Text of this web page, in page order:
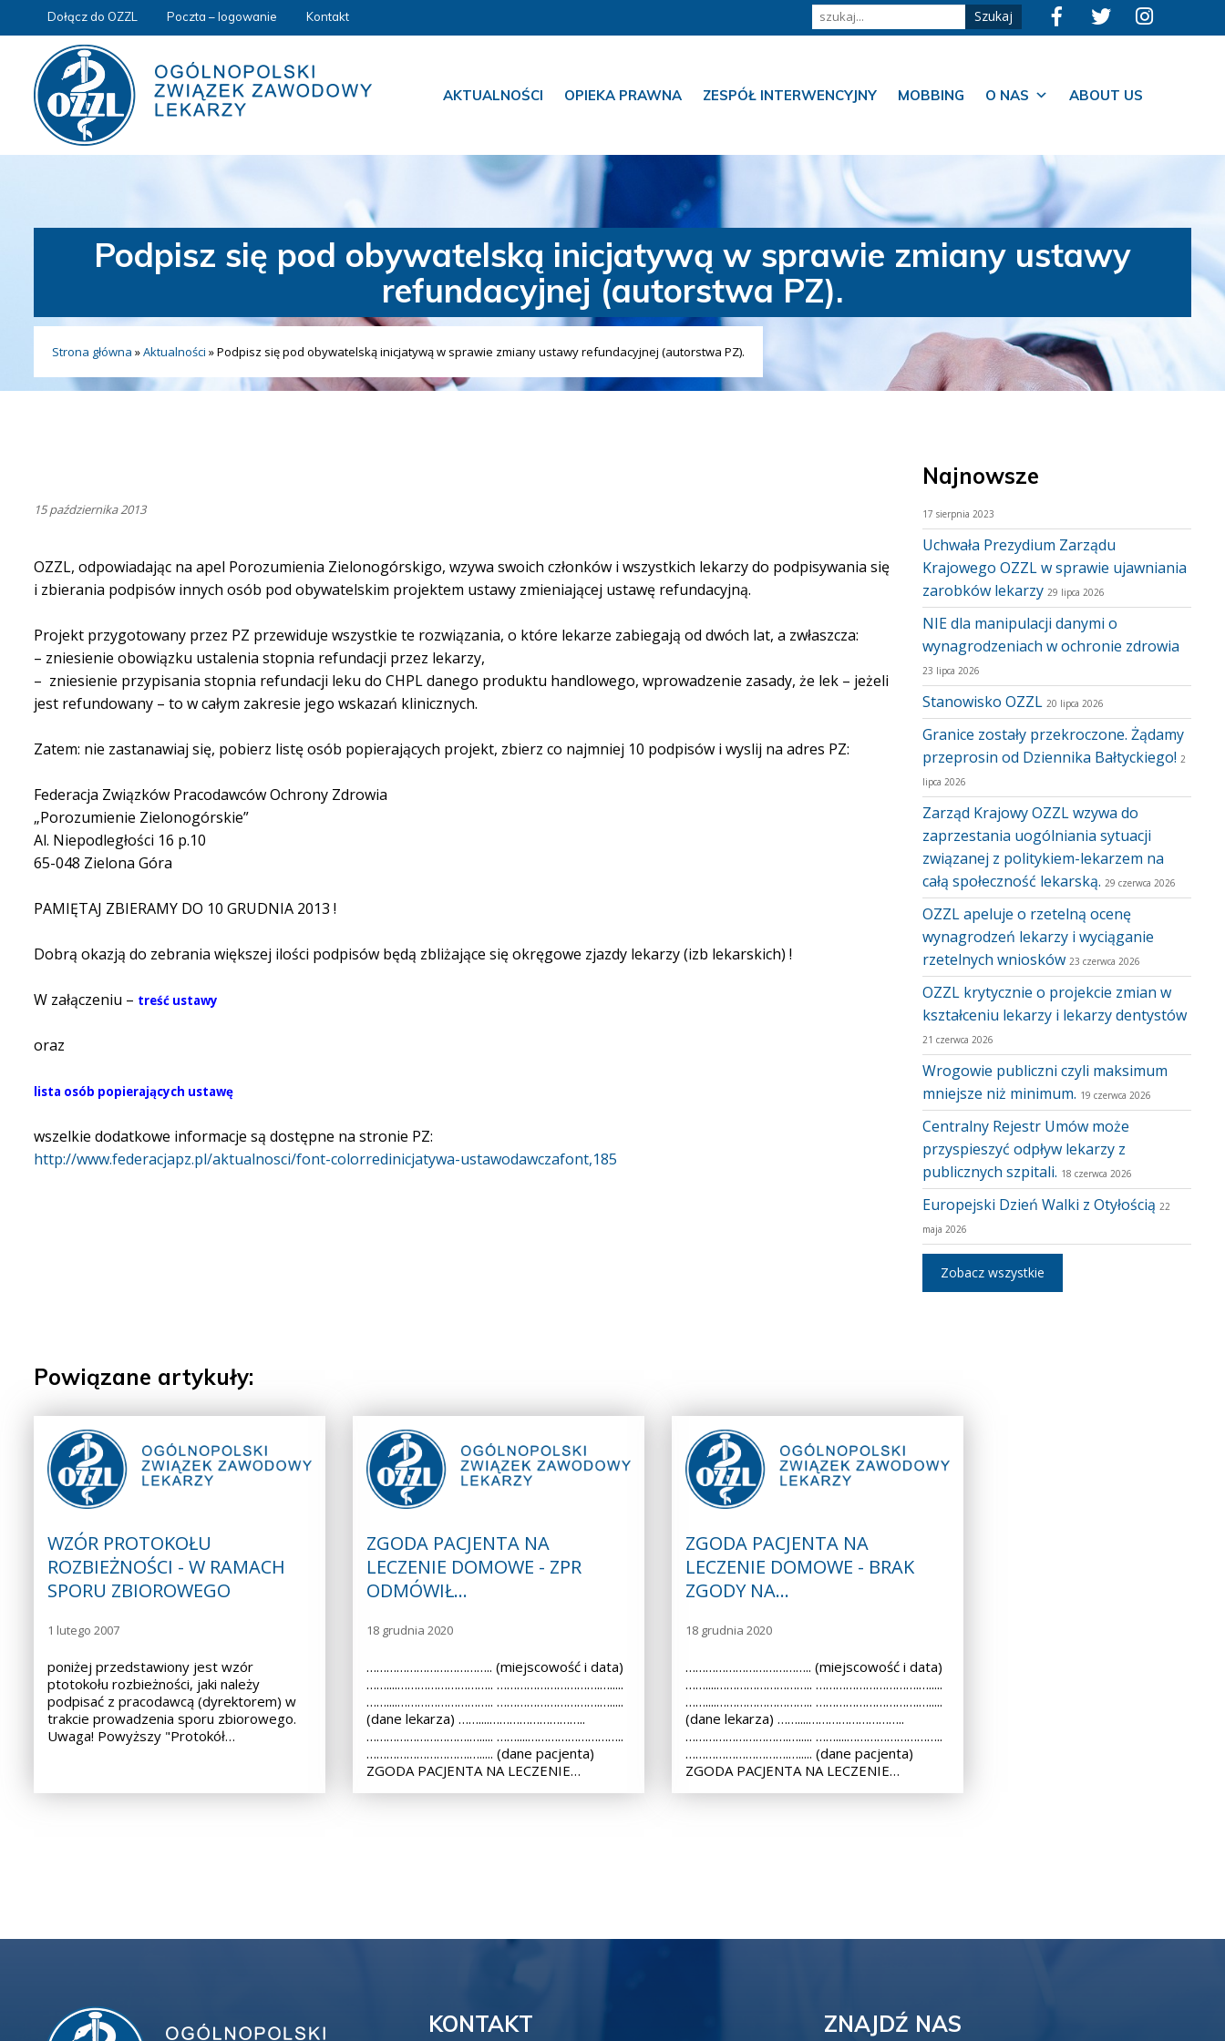
Dołącz do OZZL Poczta – logowanie Kontakt
AKTUALNOŚCI OPIEKA PRAWNA ZESPÓŁ INTERWENCYJNY MOBBING O NAS ABOUT US
Podpisz się pod obywatelską inicjatywą w sprawie zmiany ustawy
refundacyjnej (autorstwa PZ).
Strona główna »Aktualności »Podpisz się pod obywatelską inicjatywą w sprawie zmiany ustawy refundacyjnej (autorstwa PZ).
15 października 2013
OZZL, odpowiadając na apel Porozumienia Zielonogórskigo, wzywa swoich członków i wszystkich lekarzy do podpisywania się
i zbierania podpisów innych osób pod obywatelskim projektem ustawy zmieniającej ustawę refundacyjną.
Projekt przygotowany przez PZ przewiduje wszystkie te rozwiązania, o które lekarze zabiegają od dwóch lat, a zwłaszcza:
– zniesienie obowiązku ustalenia stopnia refundacji przez lekarzy,
– zniesienie przypisania stopnia refundacji leku do CHPL danego produktu handlowego, wprowadzenie zasady, że lek – jeżeli
jest refundowany – to w całym zakresie jego wskazań klinicznych.
Zatem: nie zastanawiaj się, pobierz listę osób popierających projekt, zbierz co najmniej 10 podpisów i wyslij na adres PZ:
Federacja Związków Pracodawców Ochrony Zdrowia
„Porozumienie Zielonogórskie”
Al. Niepodległości 16 p.10
65-048 Zielona Góra
PAMIĘTAJ ZBIERAMY DO 10 GRUDNIA 2013 !
Dobrą okazją do zebrania większej ilości podpisów będą zbliżające się okręgowe zjazdy lekarzy (izb lekarskich) !
W załączeniu – treść ustawy
oraz
lista osób popierających ustawę
wszelkie dodatkowe informacje są dostępne na stronie PZ:
http://www.federacjapz.pl/aktualnosci/font-colorredinicjatywa-ustawodawczafont,185
Najnowsze
17 sierpnia 2023
Uchwała Prezydium Zarządu
Krajowego OZZL w sprawie ujawniania
zarobków lekarzy 29 lipca 2026
NIE dla manipulacji danymi o
wynagrodzeniach w ochronie zdrowia
23 lipca 2026
Stanowisko OZZL 20 lipca 2026
Granice zostały przekroczone. Żądamy
przeprosin od Dziennika Bałtyckiego! 2
lipca 2026
Zarząd Krajowy OZZL wzywa do
zaprzestania uogólniania sytuacji
związanej z politykiem-lekarzem na
całą społeczność lekarską. 29 czerwca 2026
OZZL apeluje o rzetelną ocenę
wynagrodzeń lekarzy i wyciąganie
rzetelnych wniosków 23 czerwca 2026
OZZL krytycznie o projekcie zmian w
kształceniu lekarzy i lekarzy dentystów
21 czerwca 2026
Wrogowie publiczni czyli maksimum
mniejsze niż minimum. 19 czerwca 2026
Centralny Rejestr Umów może
przyspieszyć odpływ lekarzy z
publicznych szpitali. 18 czerwca 2026
Europejski Dzień Walki z Otyłością 22
maja 2026
Zobacz wszystkie
Powiązane artykuły:
WZÓR PROTOKOŁU
ROZBIEŻNOŚCI - W RAMACH
SPORU ZBIOROWEGO
1 lutego 2007
poniżej przedstawiony jest wzór
ptotokołu rozbieżności, jaki należy
podpisać z pracodawcą (dyrektorem) w
trakcie prowadzenia sporu zbiorowego.
Uwaga! Powyższy "Protokół…
ZGODA PACJENTA NA
LECZENIE DOMOWE - ZPR
ODMÓWIŁ…
18 grudnia 2020
……………………………….. (miejscowość i data)
……....……………………….. ………………………….….....
……....……………………….. ………………………….….....
(dane lekarza) ……....………………………..
………………………….…..... ……....………………………..
………………………….…..... (dane pacjenta)
ZGODA PACJENTA NA LECZENIE…
ZGODA PACJENTA NA
LECZENIE DOMOWE - BRAK
ZGODY NA…
18 grudnia 2020
……………………………….. (miejscowość i data)
……....……………………….. ………………………….….....
……....……………………….. ………………………….….....
(dane lekarza) ……....………………………..
………………………….…..... ……....………………………..
………………………….…..... (dane pacjenta)
ZGODA PACJENTA NA LECZENIE…
KONTAKT ZNAJDŹ NAS